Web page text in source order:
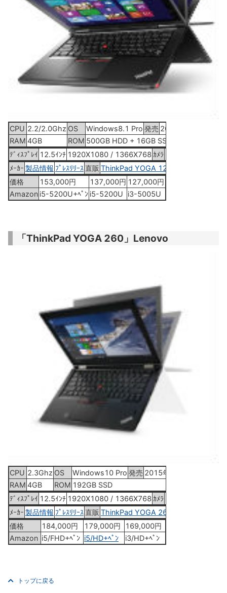
CPU 2.2/2.0Ghz OS Windows8.1 Pro 発売 2015年2月10日
RAM 4GB ROM 500GB HDD + 16GB SSD
ﾃﾞｨｽﾌﾟﾚｲ 12.5ｲﾝﾁ 1920X1080 / 1366X768 ｶﾒﾗ
ﾒｰｶｰ 製品情報 ﾌﾟﾚｽﾘﾘｰｽ直販 ThinkPad YOGA 12
価格
153,000円 137,000円 127,000円
Amazon i5-5200U+ﾍﾟﾝ i5-5200U i3-5005U
「ThinkPad YOGA 260」Lenovo
CPU 2.3Ghz OS Windows10 Pro 発売 2015年11月27日
RAM 4GB ROM 192GB SSD
ﾃﾞｨｽﾌﾟﾚｲ 12.5ｲﾝﾁ 1920X1080 / 1366X768 ｶﾒﾗ
ﾒｰｶｰ 製品情報 ﾌﾟﾚｽﾘﾘｰｽ直販 ThinkPad YOGA 260
価格
184,000円 179,000円
169,000円
Amazon i5/FHD+ﾍﾟﾝ i5/HD+ﾍﾟﾝ i3/HD+ﾍﾟﾝ
トップに戻る